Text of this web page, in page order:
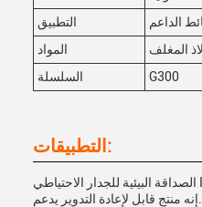
التطبيق
الداعم
المواد
المغلف
السلسلة
G300
التطبيقات:
الصداقة البيئية للجدار الاحتياطي I Beam Galvanized هي سمة
منتج قابل لإعادة التدوير يدعم